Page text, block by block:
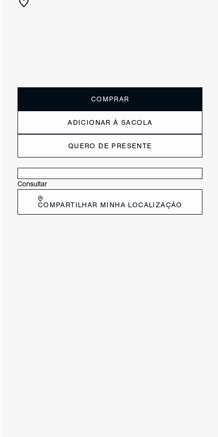
COMPRAR
ADICIONAR À SACOLA
QUERO DE PRESENTE
Consultar
COMPARTILHAR MINHA LOCALIZAÇÃO